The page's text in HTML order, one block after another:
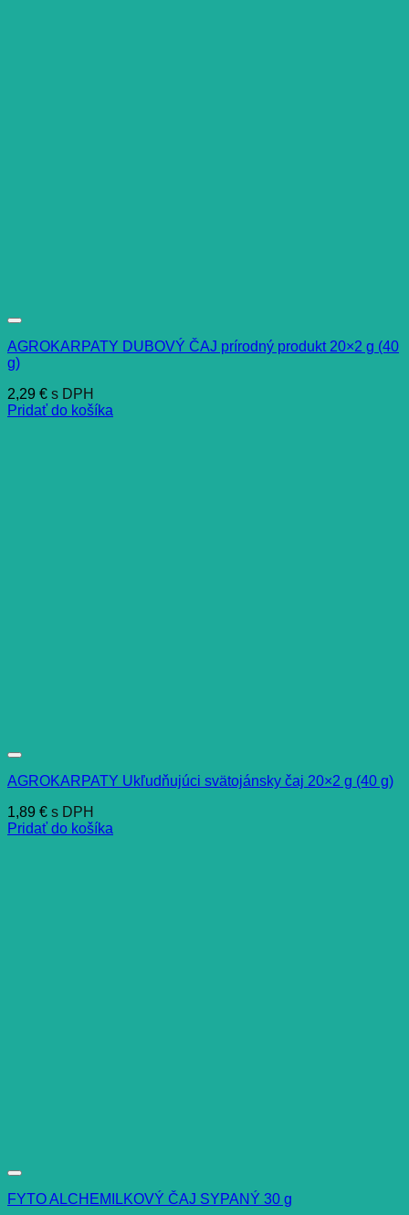
AGROKARPATY DUBOVÝ ČAJ prírodný produkt 20×2 g (40
g)
2,29 € s DPH
Pridať do košíka
AGROKARPATY Ukľudňujúci svätojánsky čaj 20×2 g (40 g)
1,89 € s DPH
Pridať do košíka
FYTO ALCHEMILKOVÝ ČAJ SYPANÝ 30 g